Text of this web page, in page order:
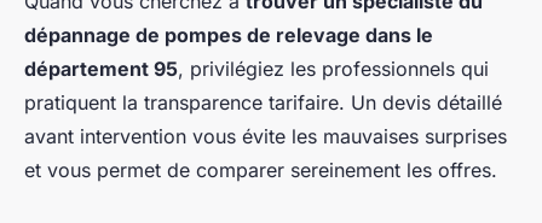
dépannage de pompes de relevage dans le
département 95, privilégiez les professionnels qui
pratiquent la transparence tarifaire. Un devis détaillé
avant intervention vous évite les mauvaises surprises
et vous permet de comparer sereinement les offres.